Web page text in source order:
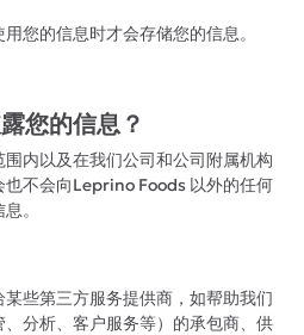
您的信息时才会存储您的信息。
您的信息？
内以及在我们公司和公司附属机构
也不会向Leprino Foods 以外的任何
。
些第三方服务提供商，如帮助我们
分析、客户服务等）的承包商、供